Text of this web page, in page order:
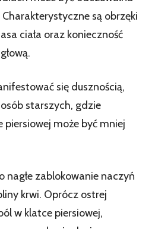
są obrzęki
ciała oraz konieczność
się dusznością,
starszych, gdzie
piersiowej może być mniej
nagłe zablokowanie naczyń
krwi. Oprócz ostrej
w klatce piersiowej,